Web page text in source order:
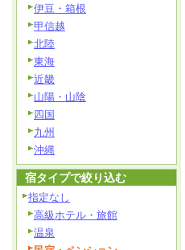
伊豆・箱根
甲信越
北陸
東海
近畿
山陽・山陰
四国
九州
沖縄
宿タイプで絞り込む
指定なし
高級ホテル・旅館
温泉